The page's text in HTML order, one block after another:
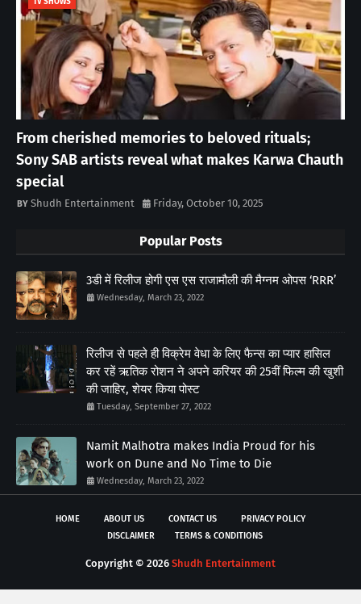
From cherished memories to beloved rituals;
Sony SAB artists reveal what makes Karwa Chauth
special
Shudh Entertainment Friday, October 10, 2025
Popular Posts
3डी में रिलीज होगी एस एस राजामौली की मैग्नम ओपस ‘RRR’
Wednesday, March 23, 2022
रिलीज से पहले ही विक्रेम वेधा के लिए फैन्स का प्यार हासिल
कर रहें ऋतिक रोशन ने अपने करियर की 25वीं फिल्म की खुशी
की जाहिर, शेयर किया पोस्ट
Tuesday, September 27, 2022
Namit Malhotra makes India Proud for his
work on Dune and No Time to Die
Wednesday, March 23, 2022
HOME ABOUT US CONTACT US
PRIVACY POLICY
DISCLAIMER
TERMS & CONDITIONS
Copyright © 2026 Shudh Entertainment